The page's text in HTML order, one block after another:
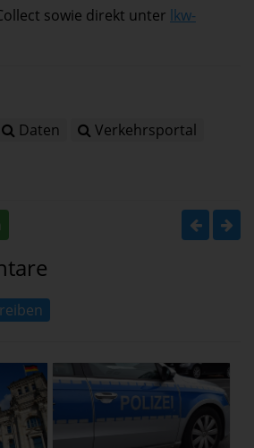
sowie direkt unter lkw-
Daten
Verkehrsportal